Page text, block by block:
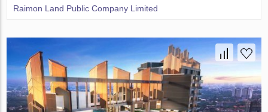
Raimon Land Public Company Limited